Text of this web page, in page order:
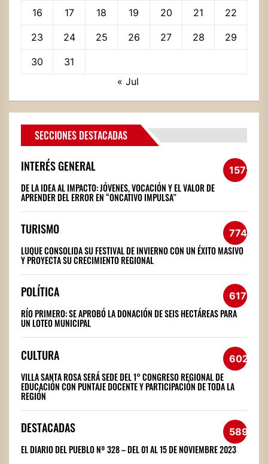
16 17 18 19 20 21 22
23 24 25 26 27 28 29
30
31
« Jul
SECCIONES DESTACADAS
INTERÉS GENERAL 1572
DE LA IDEA AL IMPACTO: JÓVENES, VOCACIÓN Y EL VALOR DE
APRENDER DEL ERROR EN “ONCATIVO IMPULSA”
TURISMO 774
LUQUE CONSOLIDA SU FESTIVAL DE INVIERNO CON UN ÉXITO MASIVO
Y PROYECTA SU CRECIMIENTO REGIONAL
POLÍTICA 617
RÍO PRIMERO: SE APROBÓ LA DONACIÓN DE SEIS HECTÁREAS PARA
UN LOTEO MUNICIPAL
CULTURA 602
VILLA SANTA ROSA SERÁ SEDE DEL 1° CONGRESO REGIONAL DE
EDUCACIÓN CON PUNTAJE DOCENTE Y PARTICIPACIÓN DE TODA LA
REGIÓN
DESTACADAS 589
EL DIARIO DEL PUEBLO Nº 328 – DEL 01 AL 15 DE NOVIEMBRE 2023